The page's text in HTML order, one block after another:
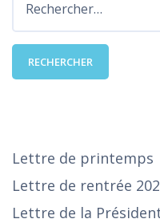
Lettre de printemps
Lettre de rentrée
Lettre de la